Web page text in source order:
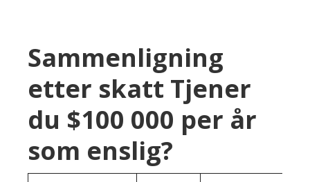
Sammenligning
etter skatt Tjener
du $100 000 per år
som enslig?